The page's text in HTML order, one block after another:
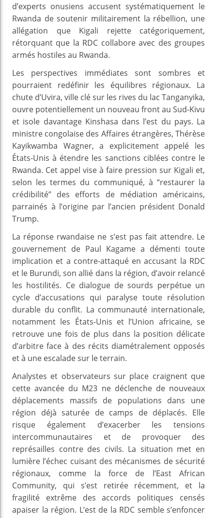
d’experts onusiens accusent systématiquement le
Rwanda de soutenir militairement la rébellion, une
allégation que Kigali rejette catégoriquement,
rétorquant que la RDC collabore avec des groupes
armés hostiles au Rwanda.
Les perspectives immédiates sont sombres et
pourraient redéfinir les équilibres régionaux. La
chute d’Uvira, ville clé sur les rives du lac Tanganyika,
ouvre potentiellement un nouveau front au Sud-Kivu
et isole davantage Kinshasa dans l’est du pays. La
ministre congolaise des Affaires étrangères, Thérèse
Kayikwamba Wagner, a explicitement appelé les
États-Unis à étendre les sanctions ciblées contre le
Rwanda. Cet appel vise à faire pression sur Kigali et,
selon les termes du communiqué, à “restaurer la
crédibilité” des efforts de médiation américains,
parrainés à l’origine par l’ancien président Donald
Trump.
La réponse rwandaise ne s’est pas fait attendre. Le
gouvernement de Paul Kagame a démenti toute
implication et a contre-attaqué en accusant la RDC
et le Burundi, son allié dans la région, d’avoir relancé
les hostilités. Ce dialogue de sourds perpétue un
cycle d’accusations qui paralyse toute résolution
durable du conflit. La communauté internationale,
notamment les États-Unis et l’Union africaine, se
retrouve une fois de plus dans la position délicate
d’arbitre face à des récits diamétralement opposés
et à une escalade sur le terrain.
Analystes et observateurs sur place craignent que
cette avancée du M23 ne déclenche de nouveaux
déplacements massifs de populations dans une
région déjà saturée de camps de déplacés. Elle
risque également d’exacerber les tensions
intercommunautaires et de provoquer des
représailles contre des civils. La situation met en
lumière l’échec cuisant des mécanismes de sécurité
régionaux, comme la force de l’East African
Community, qui s’est retirée récemment, et la
fragilité extrême des accords politiques censés
apaiser la région. L’est de la RDC semble s’enfoncer